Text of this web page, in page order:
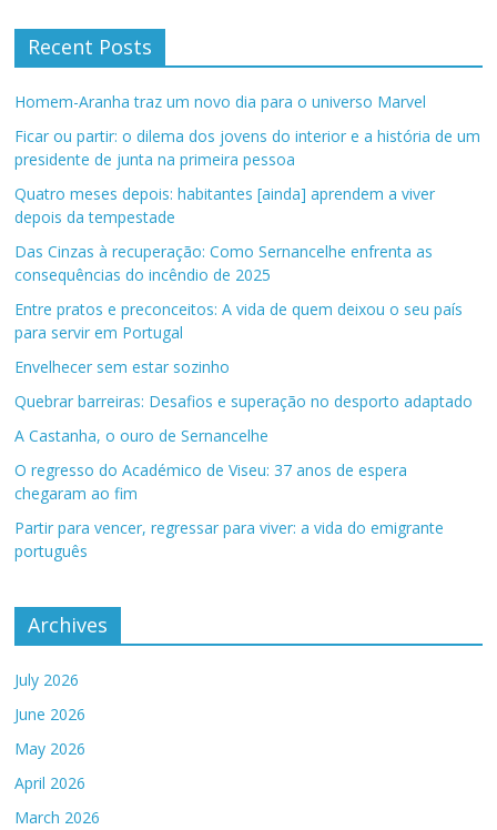
Recent Posts
Homem-Aranha traz um novo dia para o universo Marvel
Ficar ou partir: o dilema dos jovens do interior e a história de um
presidente de junta na primeira pessoa
Quatro meses depois: habitantes [ainda] aprendem a viver
depois da tempestade
Das Cinzas à recuperação: Como Sernancelhe enfrenta as
consequências do incêndio de 2025
Entre pratos e preconceitos: A vida de quem deixou o seu país
para servir em Portugal
Envelhecer sem estar sozinho
Quebrar barreiras: Desafios e superação no desporto adaptado
A Castanha, o ouro de Sernancelhe
O regresso do Académico de Viseu: 37 anos de espera
chegaram ao fim
Partir para vencer, regressar para viver: a vida do emigrante
português
Archives
July 2026
June 2026
May 2026
April 2026
March 2026